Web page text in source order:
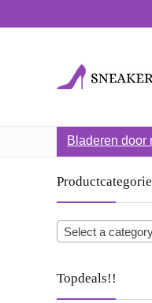
Bladeren door
Select a
Topdeals!!